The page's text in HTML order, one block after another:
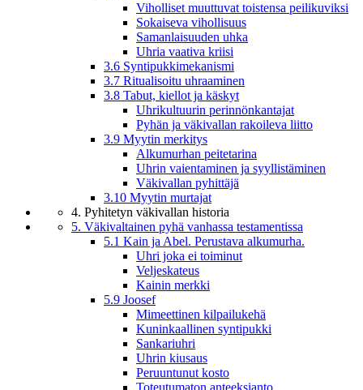
Viholliset muuttuvat toistensa peilikuviksi
Sokaiseva vihollisuus
Samanlaisuuden uhka
Uhria vaativa kriisi
3.6 Syntipukkimekanismi
3.7 Ritualisoitu uhraaminen
3.8 Tabut, kiellot ja käskyt
Uhrikultuurin perinnönkantajat
Pyhän ja väkivallan rakoileva liitto
3.9 Myytin merkitys
Alkumurhan peitetarina
Uhrin vaientaminen ja syyllistäminen
Väkivallan pyhittäjä
3.10 Myytin murtajat
4. Pyhitetyn väkivallan historia
5. Väkivaltainen pyhä vanhassa testamentissa
5.1 Kain ja Abel. Perustava alkumurha.
Uhri joka ei toiminut
Veljeskateus
Kainin merkki
5.9 Joosef
Mimeettinen kilpailukehä
Kuninkaallinen syntipukki
Sankariuhri
Uhrin kiusaus
Peruuntunut kosto
Toteutumaton anteeksianto